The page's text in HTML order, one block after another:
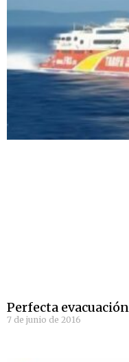
Perfecta
7 de junio de 2016